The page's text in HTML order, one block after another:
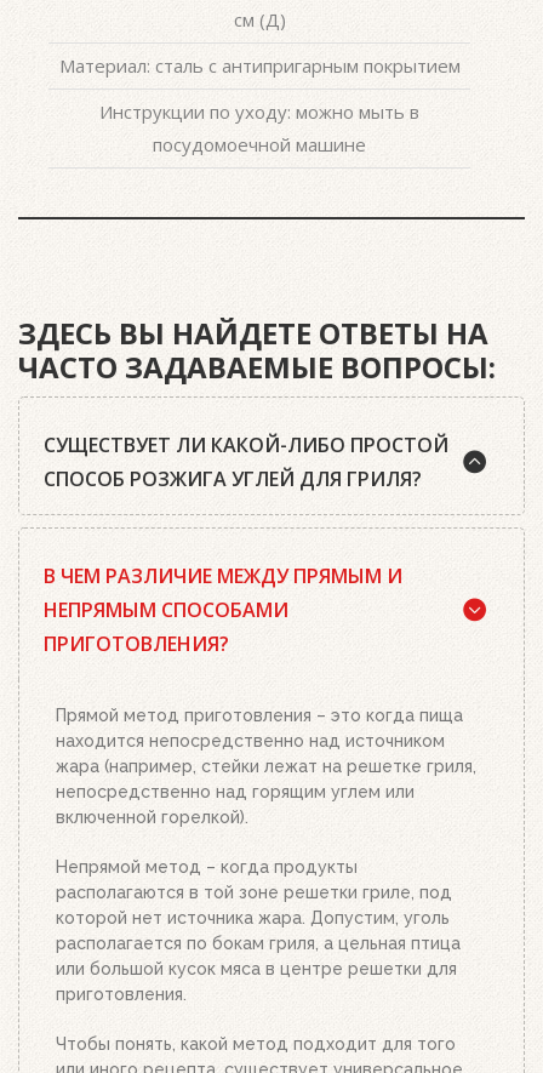
см (Д)
Материал: сталь с антипригарным покрытием
Инструкции по уходу: можно мыть в
посудомоечной машине
ЗДЕСЬ ВЫ НАЙДЕТЕ ОТВЕТЫ НА
ЧАСТО ЗАДАВАЕМЫЕ ВОПРОСЫ:
СУЩЕСТВУЕТ ЛИ КАКОЙ-ЛИБО ПРОСТОЙ
СПОСОБ РОЗЖИГА УГЛЕЙ ДЛЯ ГРИЛЯ?
качественный древесный уголь или угольные
брикеты Weber, кубики для розжига, а также наш
необходимым количеством угля или брикетов,
решетку для угля и подожгите их. Сверху
поставьте заполненный углем или брикетами
стартер. Больше ничего делать не нужно.
Топливо разгорится полностью за 20-30 минут, в
зависимости от количества угля или брикетов.
Когда верхний уголь станет красным, а слой
брикетов покроется белым пеплом, высыпьте
уголь из стартера на решетку для угля. Жар
будет просто отличным!
В ЧЕМ РАЗЛИЧИЕ МЕЖДУ ПРЯМЫМ И
НЕПРЯМЫМ СПОСОБАМИ
ПРИГОТОВЛЕНИЯ?
Прямой метод приготовления – это когда пища
находится непосредственно над источником
жара (например, стейки лежат на решетке гриля,
непосредственно над горящим углем или
включенной горелкой).
Непрямой метод – когда продукты
располагаются в той зоне решетки гриле, под
которой нет источника жара. Допустим, уголь
располагается по бокам гриля, а цельная птица
или большой кусок мяса в центре решетки для
приготовления.
Чтобы понять, какой метод подходит для того